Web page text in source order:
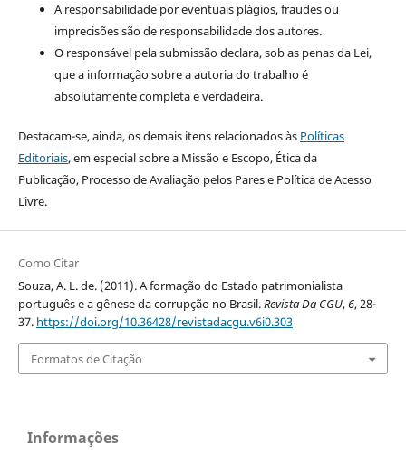
A responsabilidade por eventuais plágios, fraudes ou
imprecisões são de responsabilidade dos autores.
O responsável pela submissão declara, sob as penas da Lei,
que a informação sobre a autoria do trabalho é
absolutamente completa e verdadeira.
Destacam-se, ainda, os demais itens relacionados às Políticas
Editoriais, em especial sobre a Missão e Escopo, Ética da
Publicação, Processo de Avaliação pelos Pares e Política de Acesso
Livre.
Como Citar
Souza, A. L. de. (2011). A formação do Estado patrimonialista
português e a gênese da corrupção no Brasil.Revista Da CGU,6, 28-
37. https://doi.org/10.36428/revistadacgu.v6i0.303
Formatos de Citação
Informações